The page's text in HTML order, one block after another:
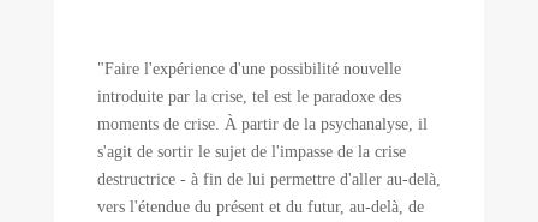
"Faire l'expérience d'une possibilité nouvelle
introduite par la crise, tel est le paradoxe des
moments de crise. À partir de la psychanalyse, il
s'agit de sortir le sujet de l'impasse de la crise
destructrice - à fin de lui permettre d'aller au-delà,
vers l'étendue du présent et du futur, au-delà, de